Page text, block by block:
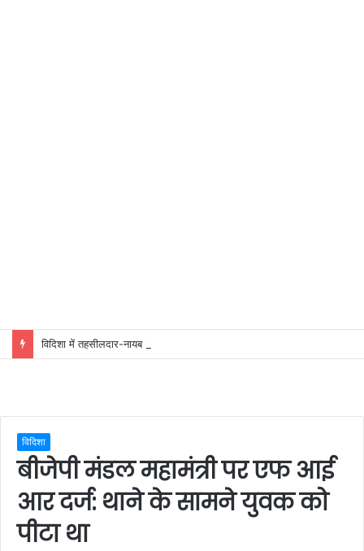
विदिशा
बीजेपी मंडल महामंत्री पर एफ आई
आर दर्ज: थाने के सामने युवक को
पीटा था